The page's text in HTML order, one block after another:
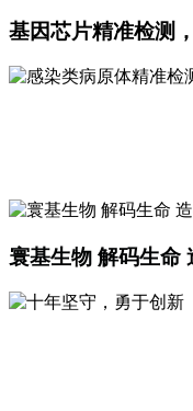
基因芯片精准检测
寰基生物 解码生命